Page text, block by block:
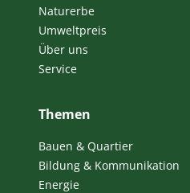
Naturerbe
Umweltpreis
Über uns
Service
Themen
Bauen & Quartier
Bildung & Kommunikation
Energie